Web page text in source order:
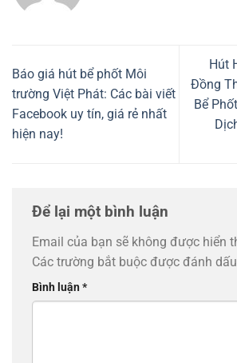
Báo giá hút bể phốt Môi
trường Việt Phát: Các bài viết
Facebook uy tín, giá rẻ nhất
hiện nay!
Hút
Đồng
Bể
Để lại một bình luận
Email của bạn sẽ không được hiển
Các trường bắt buộc được đánh dấu
Bình luận*